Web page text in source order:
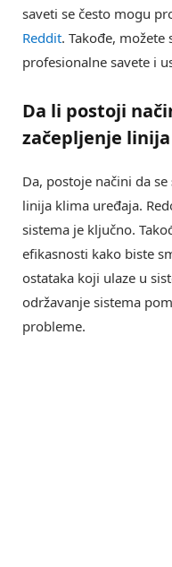
saveti se često mogu
Reddit. Takođe,
profesionalne savete i
Da li postoji
začepljenje
Da, postoje načini da se
linija klima uređaja.
sistema je ključno.
efikasnosti kako biste
ostataka koji ulaze u
održavanje sistema
probleme.